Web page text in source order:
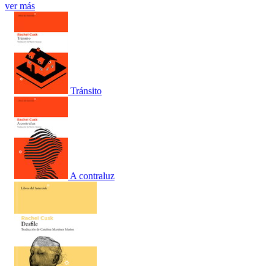
ver más
Tránsito
A contraluz